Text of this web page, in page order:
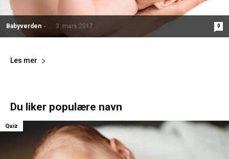
Babyverden - 3. mars 2017 0
Les mer
Du liker populære navn
Quiz